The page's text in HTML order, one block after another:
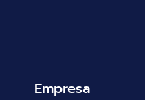
Empresa